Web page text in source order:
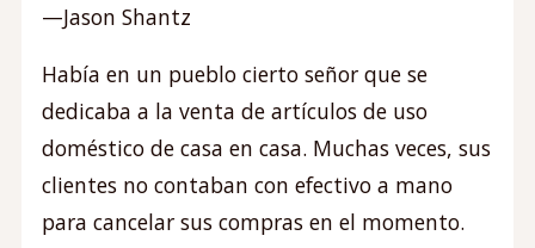
—Jason Shantz
Había en un pueblo cierto señor que se
dedicaba a la venta de artículos de uso
doméstico de casa en casa. Muchas veces, sus
clientes no contaban con efectivo a mano
para cancelar sus compras en el momento.